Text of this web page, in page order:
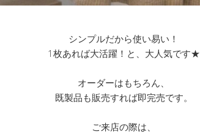
シンプルだから使い易い！
1枚あれば大活躍！と、大人気です★
オーダーはもちろん、
既製品も販売すれば即完売です。
ご来店の際は、